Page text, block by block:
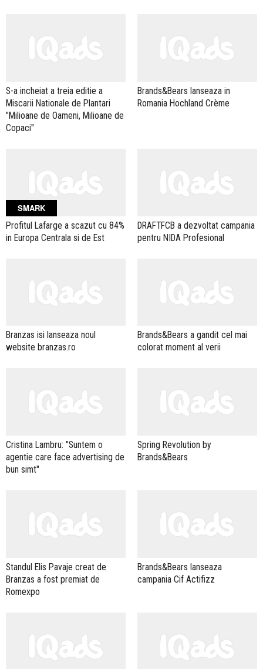
S-a incheiat a treia editie a
Miscarii Nationale de Plantari
"Milioane de Oameni, Milioane de
Copaci"
Brands&Bears lanseaza in
Romania Hochland Crème
SMARK
Profitul Lafarge a scazut cu 84%
in Europa Centrala si de Est
DRAFTFCB a dezvoltat campania
pentru NIDA Profesional
Branzas isi lanseaza noul
website branzas.ro
Brands&Bears a gandit cel mai
colorat moment al verii
Cristina Lambru: "Suntem o
agentie care face advertising de
bun simt"
Spring Revolution by
Brands&Bears
Standul Elis Pavaje creat de
Branzas a fost premiat de
Romexpo
Brands&Bears lanseaza
campania Cif Actifizz